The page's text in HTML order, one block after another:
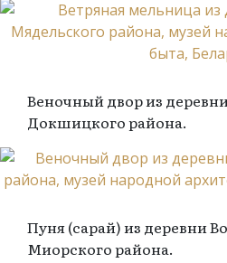
Веночный двор из
Докшицкого района.
Пуня (сарай) из деревни
Миорского района.